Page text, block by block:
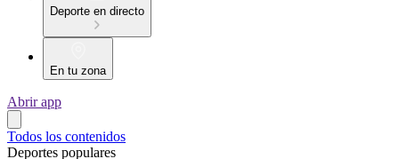
Deporte en directo
En tu zona
Abrir app
Todos los contenidos
Deportes populares